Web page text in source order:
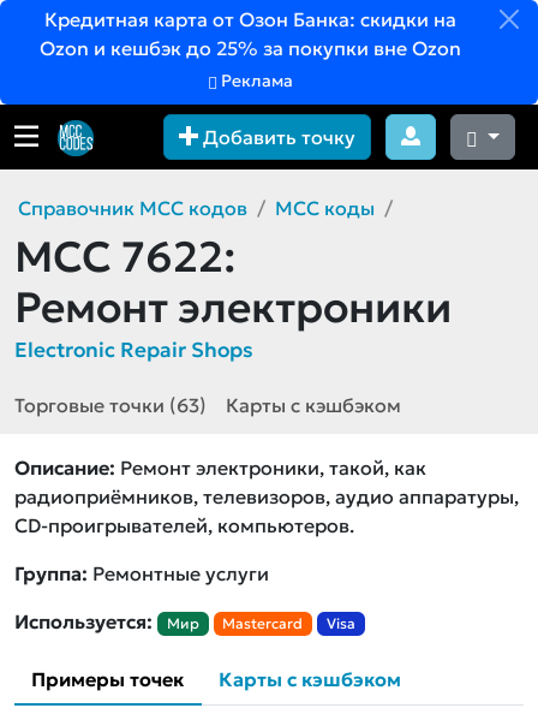
Кредитная карта от Озон Банка: скидки на
Ozon и кешбэк до 25% за покупки вне Ozon
Реклама
Добавить точку
Справочник MCC кодов MCC коды
MCC 7622:
Ремонт электроники
Electronic Repair Shops
Торговые точки (63) Карты с кэшбэком
Описание: Ремонт электроники, такой, как
радиоприёмников, телевизоров, аудио аппаратуры,
СD-проигрывателей, компьютеров.
Группа: Ремонтные услуги
Используется:
Мир Mastercard Visa
Примеры точек Карты с кэшбэком